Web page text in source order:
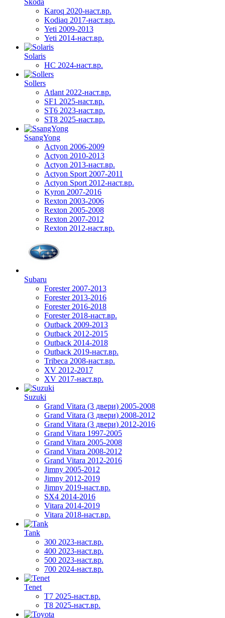
Karoq 2020-наст.вр.
Kodiaq 2017-наст.вр.
Yeti 2009-2013
Yeti 2014-наст.вр.
Solaris
HC 2024-наст.вр.
Sollers
Atlant 2022-наст.вр.
SF1 2025-наст.вр.
ST6 2023-наст.вр.
ST8 2025-наст.вр.
SsangYong
Actyon 2006-2009
Actyon 2010-2013
Actyon 2013-наст.вр.
Actyon Sport 2007-2011
Actyon Sport 2012-наст.вр.
Kyron 2007-2016
Rexton 2003-2006
Rexton 2005-2008
Rexton 2007-2012
Rexton 2012-наст.вр.
Subaru
Forester 2007-2013
Forester 2013-2016
Forester 2016-2018
Forester 2018-наст.вр.
Outback 2009-2013
Outback 2012-2015
Outback 2014-2018
Outback 2019-наст.вр.
Tribeca 2008-наст.вр.
XV 2012-2017
XV 2017-наст.вр.
Suzuki
Grand Vitara (3 двери) 2005-2008
Grand Vitara (3 двери) 2008-2012
Grand Vitara (3 двери) 2012-2016
Grand Vitara 1997-2005
Grand Vitara 2005-2008
Grand Vitara 2008-2012
Grand Vitara 2012-2016
Jimny 2005-2012
Jimny 2012-2019
Jimny 2019-наст.вр.
SX4 2014-2016
Vitara 2014-2019
Vitara 2018-наст.вр.
Tank
300 2023-наст.вр.
400 2023-наст.вр.
500 2023-наст.вр.
700 2024-наст.вр.
Tenet
T7 2025-наст.вр.
T8 2025-наст.вр.